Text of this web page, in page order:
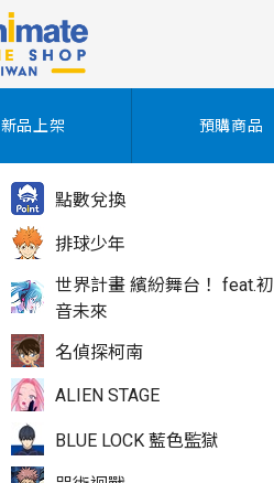
點數兌換
排球少年
世界計畫 繽紛舞台！ feat.初
音未來
名偵探柯南
ALIEN STAGE
BLUE LOCK 藍色監獄
新品上架 預購商品